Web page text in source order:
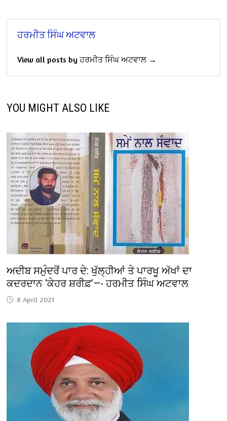
ਹਰਮੀਤ ਸਿੰਘ ਅਟਵਾਲ
View all posts by ਹਰਮੀਤ ਸਿੰਘ ਅਟਵਾਲ →
YOU MIGHT ALSO LIKE
ਅਦੀਬ ਸਮੁੰਦਰੋਂ ਪਾਰ ਦੇ: ਖੁੱਲ੍ਹੀਆਂ ਤੇ ਪਾਰਖੂ ਅੱਖਾਂ ਦਾ
ਕਦਰਦਾਨ ‘ਕੇਹਰ ਸ਼ਰੀਫ਼’—- ਹਰਮੀਤ ਸਿੰਘ ਅਟਵਾਲ
8 April 2021